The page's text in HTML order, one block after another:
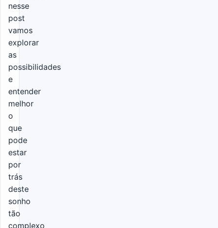
nesse
post
vamos
explorar
as
possibilidades
e
entender
melhor
o
que
pode
estar
por
trás
deste
sonho
tão
complexo